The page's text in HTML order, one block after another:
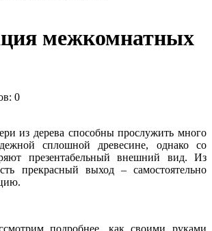
межкомнатных
0
из дерева способны прослужить много
сплошной древесине, однако со
презентабельный внешний вид. Из
прекрасный выход – самостоятельно
подробнее, как своими руками